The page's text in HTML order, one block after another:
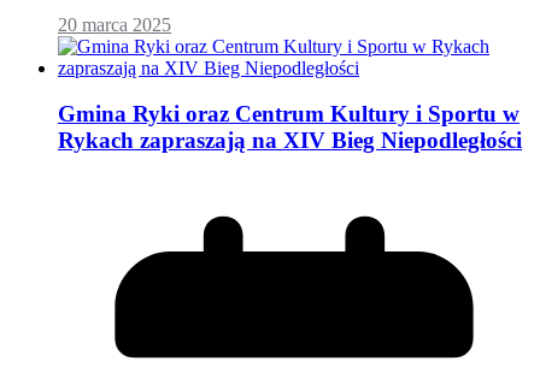
20 marca 2025
Gmina Ryki oraz Centrum Kultury i Sportu w
Rykach zapraszają na XIV Bieg Niepodległości